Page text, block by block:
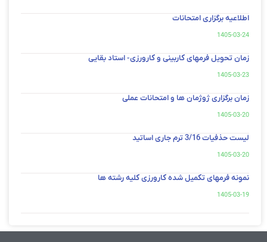
اطلاعیه برگزاری امتحانات
1405-03-24
زمان تحویل فرمهای کاربینی و کارورزی- استاد بقایی
1405-03-23
زمان برگزاری ژوژمان ها و امتحانات عملی
1405-03-20
لیست حذفیات 3/16 ترم جاری اساتید
1405-03-20
نمونه فرمهای تکمیل شده کارورزی کلیه رشته ها
1405-03-19